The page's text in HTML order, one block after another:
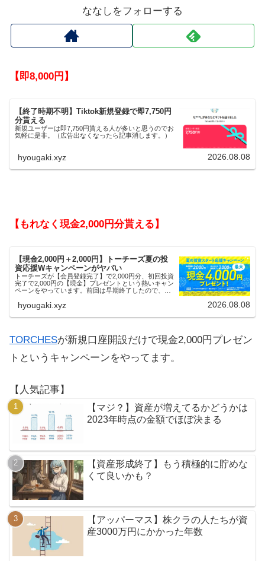
ななしをフォローする
【即8,000円】
【終了時期不明】Tiktok新規登録で即7,750円
分貰える
新規ユーザーは即7,750円貰える人が多いと思うのでお
気軽に是非。（広告出なくなったら記事消します。）
hyougaki.xyz 2026.08.08
【もれなく現金2,000円分貰える】
【現金2,000円＋2,000円】トーチーズ夏の投
資応援Wキャンペーンがヤバい
トーチーズが【会員登録完了】で2,000円分、初回投資
完了で2,000円の【現金】プレゼントという熱いキャン
ペーンをやっています。前回は早期終了したので、使
hyougaki.xyz 2026.08.08
TORCHESが新規口座開設だけで現金2,000円プレゼン
トというキャンペーンをやってます。
【人気記事】
【マジ？】資産が増えてるかどうかは
2023年時点の金額でほぼ決まる
【資産形成終了】もう積極的に貯めな
くて良いかも？
【アッパーマス】株クラの人たちが資
産3000万円にかかった年数